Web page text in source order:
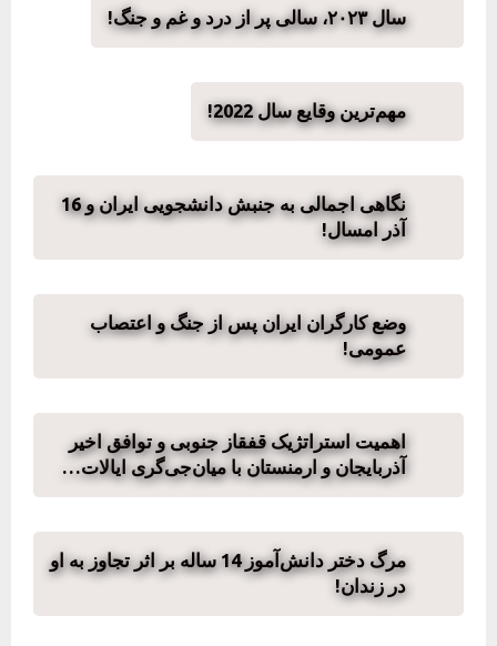
سال ۲۰۲۳، سالی پر از درد و غم و جنگ!
مهم‌ترین وقایع سال 2022!
نگاهی اجمالی به جنبش دانشجویی ایران و 16
آذر امسال!
وضع کارگران ایران پس از جنگ و اعتصاب
عمومی!
اهمیت استراتژیک قفقاز جنوبی و توافق اخیر
آذربایجان و ارمنستان با میان‌جی‌گری ایالات…
مرگ دختر دانش‌آموز 14 ساله بر اثر تجاوز به او
در زندان!